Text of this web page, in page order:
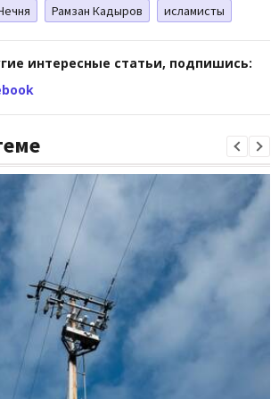
Рамзан Кадыров исламисты
интересные статьи, подпишись: